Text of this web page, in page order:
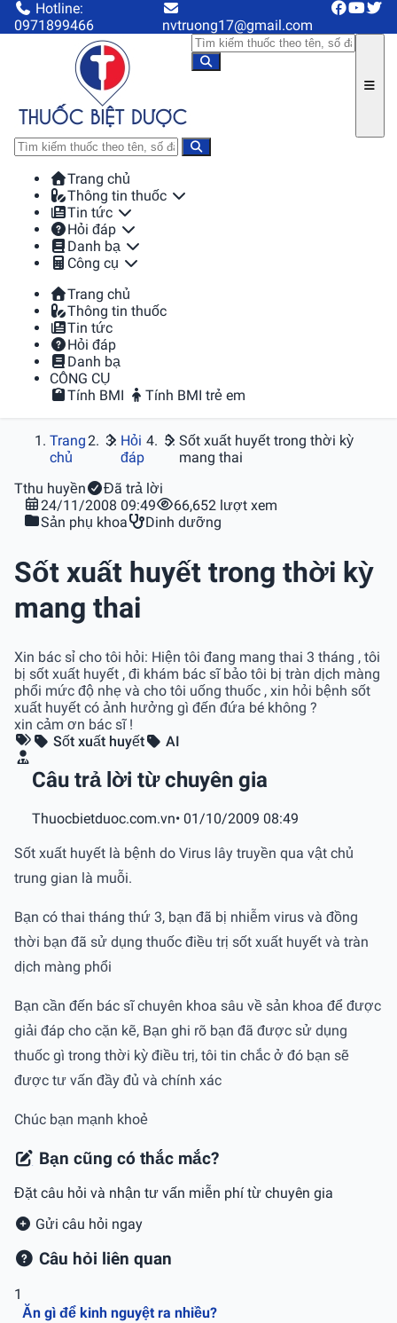
Hotline:
0971899466
nvtruong17@gmail.com
Trang chủ
Thông tin thuốc
Tin tức
Hỏi đáp
Danh bạ
Công cụ
Trang chủ
Thông tin thuốc
Tin tức
Hỏi đáp
Danh bạ
CÔNG CỤ
Tính BMI
Tính BMI trẻ em
Trang
chủ
Hỏi
đáp
Sốt xuất huyết trong thời kỳ
mang thai
Tthu huyền
Đã trả lời
24/11/2008 09:49
66,652 lượt xem
Sản phụ khoa
Dinh dưỡng
Sốt xuất huyết trong thời kỳ
mang thai
Xin bác sỉ cho tôi hỏi: Hiện tôi đang mang thai 3 tháng , tôi
bị sốt xuất huyết , đi khám bác sĩ bảo tôi bị tràn dịch màng
phổi mức độ nhẹ và cho tôi uống thuốc , xin hỏi bệnh sốt
xuất huyết có ảnh hưởng gì đến đứa bé không ?
xin cảm ơn bác sĩ !
Sốt xuất huyết
AI
Câu trả lời từ chuyên gia
Thuocbietduoc.com.vn• 01/10/2009 08:49
Sốt xuất huyết là bệnh do Virus lây truyền qua vật chủ
trung gian là muỗi.
Bạn có thai tháng thứ 3, bạn đã bị nhiễm virus và đồng
thời bạn đã sử dụng thuốc điều trị sốt xuất huyết và tràn
dịch màng phổi
Bạn cần đến bác sĩ chuyên khoa sâu về sản khoa để được
giải đáp cho cặn kẽ, Bạn ghi rõ bạn đã được sử dụng
thuốc gì trong thời kỳ điều trị, tôi tin chắc ở đó bạn sẽ
được tư vấn đầy đủ và chính xác
Chúc bạn mạnh khoẻ
Bạn cũng có thắc mắc?
Đặt câu hỏi và nhận tư vấn miễn phí từ chuyên gia
Gửi câu hỏi ngay
Câu hỏi liên quan
1
Ăn gì để kinh nguyệt ra nhiều?